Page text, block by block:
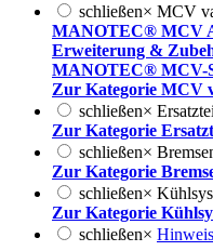
schließen× MCV
MANOTEC® MCV
Erweiterung &
MANOTEC® MCV-
Zur Kategorie MCV
schließen×
Zur Kategorie
schließen×
Zur Kategorie
schließen×
Zur Kategorie
schließen×